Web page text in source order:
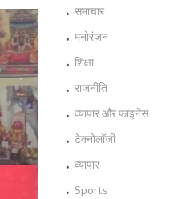
समाचार
मनोरंजन
शिक्षा
राजनीति
व्यापार और फाइनेंस
टेक्नोलॉजी
व्यापार
Sports